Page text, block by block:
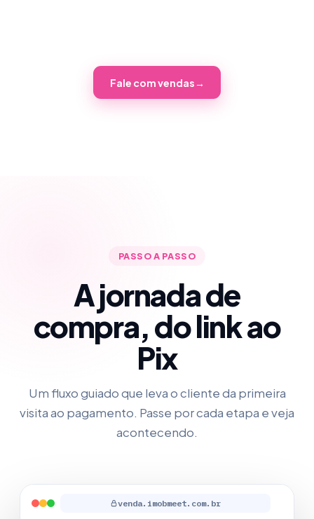
Fale com vendas→
PASSO A PASSO
A jornada de
compra, do link ao
Pix
Um fluxo guiado que leva o cliente da primeira
visita ao pagamento. Passe por cada etapa e veja
acontecendo.
venda.imobmeet.com.br